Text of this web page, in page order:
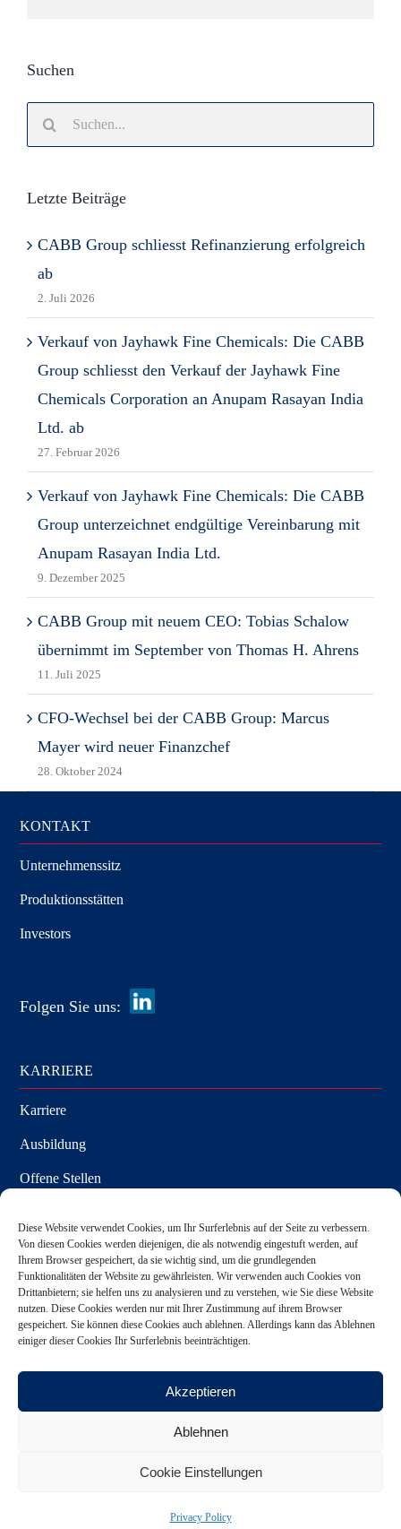
Diese Website verwendet Cookies, um Ihr Surferlebnis auf der Seite zu verbessern.
Von diesen Cookies werden diejenigen, die als notwendig eingestuft werden, auf
Ihrem Browser gespeichert, da sie wichtig sind, um die grundlegenden
Funktionalitäten der Website zu gewährleisten. Wir verwenden auch Cookies von
Drittanbietern; sie helfen uns zu analysieren und zu verstehen, wie Sie diese Website
nutzen. Diese Cookies werden nur mit Ihrer Zustimmung auf ihrem Browser
gespeichert. Sie können diese Cookies auch ablehnen. Allerdings kann das Ablehnen
einiger dieser Cookies Ihr Surferlebnis beeinträchtigen.
Akzeptieren
Ablehnen
Cookie Einstellungen
Privacy Policy
Suchen
Search
for:
Letzte Beiträge
CABB Group schliesst Refinanzierung erfolgreich
ab
2. Juli 2026
Verkauf von Jayhawk Fine Chemicals: Die CABB
Group schliesst den Verkauf der Jayhawk Fine
Chemicals Corporation an Anupam Rasayan India
Ltd. ab
27. Februar 2026
Verkauf von Jayhawk Fine Chemicals: Die CABB
Group unterzeichnet endgültige Vereinbarung mit
Anupam Rasayan India Ltd.
9. Dezember 2025
CABB Group mit neuem CEO: Tobias Schalow
übernimmt im September von Thomas H. Ahrens
11. Juli 2025
CFO-Wechsel bei der CABB Group: Marcus
Mayer wird neuer Finanzchef
28. Oktober 2024
KONTAKT
Unternehmenssitz
Produktionsstätten
Investors
Folgen Sie uns:
KARRIERE
Karriere
Ausbildung
Offene Stellen
MEDIEN
Pressemitteilungen
Medienanfragen
CABB Group GmbH